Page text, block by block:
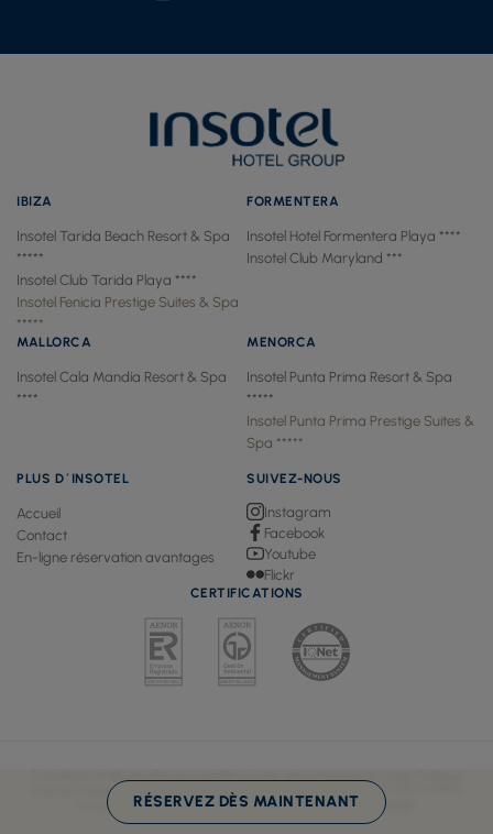
RÉSERVEZ DÈS MAINTENANT
IBIZA
Insotel Tarida Beach Resort & Spa
*****
Insotel Club Tarida Playa ****
Insotel Fenicia Prestige Suites & Spa
*****
FORMENTERA
Insotel Hotel Formentera Playa ****
Insotel Club Maryland ***
MALLORCA
Insotel Cala Mandía Resort & Spa
****
MENORCA
Insotel Punta Prima Resort & Spa
*****
Insotel Punta Prima Prestige Suites &
Spa *****
PLUS D´INSOTEL
Accueil
Contact
En-ligne réservation avantages
SUIVEZ-NOUS
Instagram
Facebook
Youtube
Flickr
CERTIFICATIONS
Intimité Politique
agents de voyages
⚙ Panneau des cookies
Conception Web et moteur de réservation